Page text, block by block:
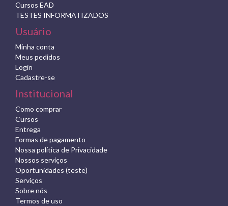
Cursos EAD
TESTES INFORMATIZADOS
Usuário
Minha conta
Meus pedidos
Login
Cadastre-se
Institucional
Como comprar
Cursos
Entrega
Formas de pagamento
Nossa política de Privacidade
Nossos serviços
Oportunidades (teste)
Serviços
Sobre nós
Termos de uso